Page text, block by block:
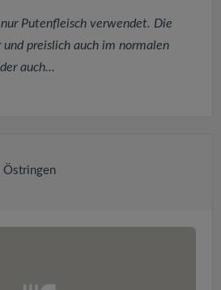
Putenfleisch verwendet. Die
und preislich auch im normalen
auch...
Östringen